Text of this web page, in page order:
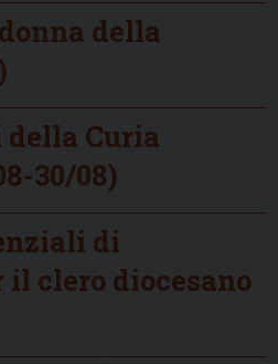
della
Curia
30/08)
di
clero diocesano